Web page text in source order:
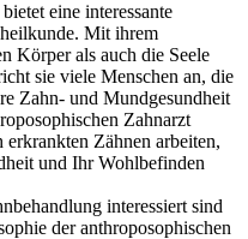
eine interessante
Mit ihrem
Körper als auch die Seele
sie viele Menschen an, die
Zahn- und Mundgesundheit
Zahnarzt
Zähnen arbeiten,
und Ihr Wohlbefinden
interessiert sind
der anthroposophischen